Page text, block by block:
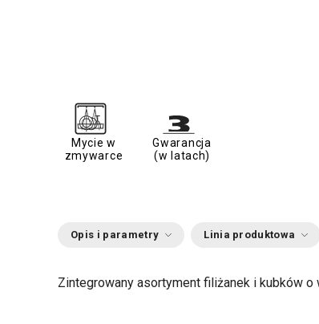
Mycie w
zmywarce
Gwarancja
(w latach)
Opis i parametry Linia produktowa
Zintegrowany asortyment filiżanek i kubków